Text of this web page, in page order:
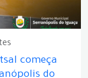
começa
do